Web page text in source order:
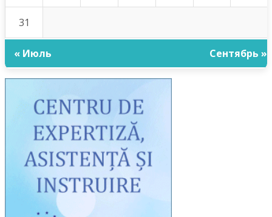
31
« Июль Сентябрь »